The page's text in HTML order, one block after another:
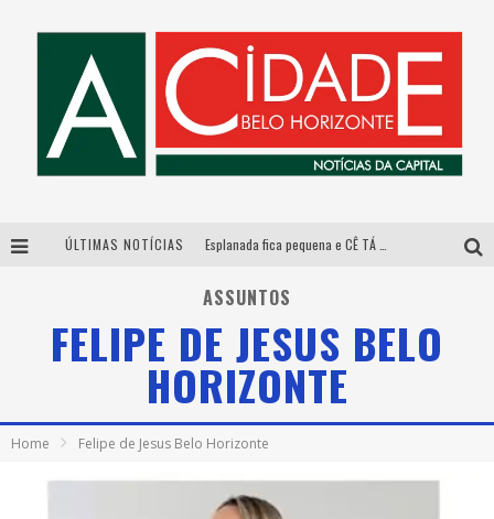
ÚLTIMAS NOTÍCIAS
DiamondMall recebe experiência imersiva que recria o Coliseu e a grandiosidade da Roma Antiga
ASSUNTOS
FELIPE DE JESUS BELO
HORIZONTE
Home Felipe de Jesus Belo Horizonte